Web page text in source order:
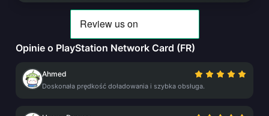
Opinie o PlayStation Network Card (FR)
Ahmed
Doskonała prędkość doładowania i szybka obsługa.